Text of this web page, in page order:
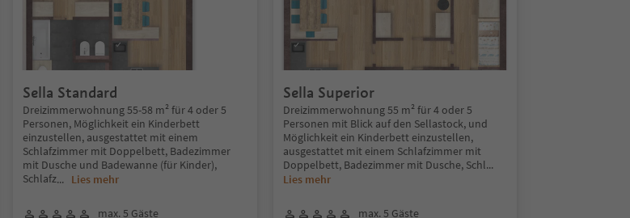
Sella Standard
Dreizimmerwohnung 55-58 m² für 4 oder 5
Personen, Möglichkeit ein Kinderbett
einzustellen, ausgestattet mit einem
Schlafzimmer mit Doppelbett, Badezimmer
mit Dusche und Badewanne (für Kinder),
Schlafz... Lies mehr
max. 5 Gäste
Sella Superior
Dreizimmerwohnung 55 m² für 4 oder 5
Personen mit Blick auf den Sellastock, und
Möglichkeit ein Kinderbett einzustellen,
ausgestattet mit einem Schlafzimmer mit
Doppelbett, Badezimmer mit Dusche, Schl...
Lies mehr
max. 5 Gäste